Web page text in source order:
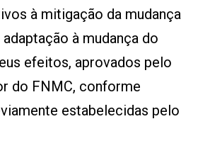
à mitigação da mudança
à mudança do
efeitos, aprovados pelo
do FNMC, conforme
estabelecidas pelo